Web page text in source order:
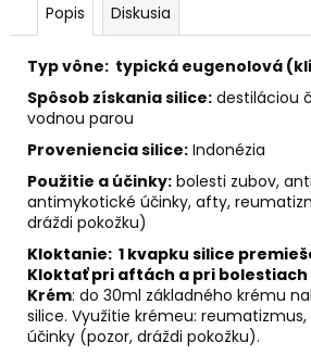
Popis Diskusia
Typ vône: typická eugenolová
Spôsob získania silice: destiláciou
vodnou parou
Proveniencia silice: Indonézia
Použitie a účinky: bolesti zubov,
antimykotické účinky, afty,
dráždi pokožku)
Kloktanie: 1 kvapku silice
Kloktať pri aftách a pri bolestiach
Krém: do 30ml základného krému
silice. Využitie krémeu:
účinky (pozor, dráždi pokožku).
o
r
ú
č
a
m
e
SULFORAFAN
€9